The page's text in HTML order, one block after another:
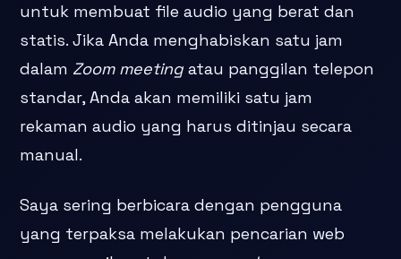
untuk membuat file audio yang berat dan
statis. Jika Anda menghabiskan satu jam
dalam Zoom meetingatau panggilan telepon
standar, Anda akan memiliki satu jam
rekaman audio yang harus ditinjau secara
manual.
Saya sering berbicara dengan pengguna
yang terpaksa melakukan pencarian web